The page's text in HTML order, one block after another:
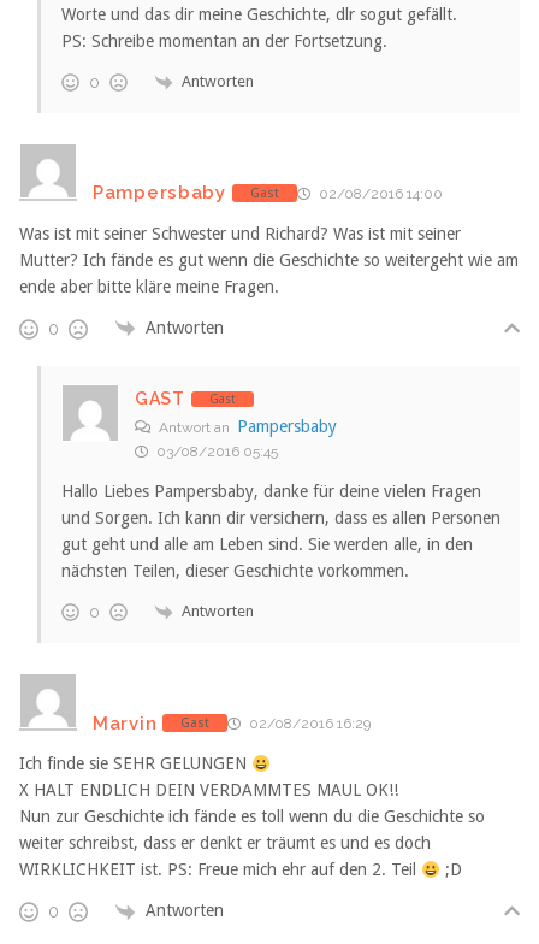
Worte und das dir meine Geschichte, dlr sogut gefällt.
PS: Schreibe momentan an der Fortsetzung.
0 Antworten
Pampersbaby Gast 02/08/2016 14:00
Was ist mit seiner Schwester und Richard? Was ist mit seiner
Mutter? Ich fände es gut wenn die Geschichte so weitergeht wie am
ende aber bitte kläre meine Fragen.
0 Antworten
GAST Gast
Antwort an Pampersbaby
03/08/2016 05:45
Hallo Liebes Pampersbaby, danke für deine vielen Fragen
und Sorgen. Ich kann dir versichern, dass es allen Personen
gut geht und alle am Leben sind. Sie werden alle, in den
nächsten Teilen, dieser Geschichte vorkommen.
0 Antworten
Marvin Gast 02/08/2016 16:29
Ich finde sie SEHR GELUNGEN
X HALT ENDLICH DEIN VERDAMMTES MAUL OK!!
Nun zur Geschichte ich fände es toll wenn du die Geschichte so
weiter schreibst, dass er denkt er träumt es und es doch
WIRKLICHKEIT ist. PS: Freue mich ehr auf den 2. Teil
;D
0 Antworten